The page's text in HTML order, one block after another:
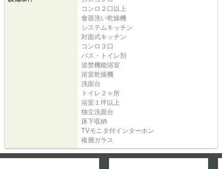
コンロ２口以上
食器洗い乾燥機
システムキッチン
対面式キッチン
コンロ３口
バス・トイレ別
追焚機能浴室
浴室乾燥機
洗面台
トイレ２ヶ所
浴室１坪以上
独立洗面台
床下収納
TVモニタ付インターホン
複層ガラス